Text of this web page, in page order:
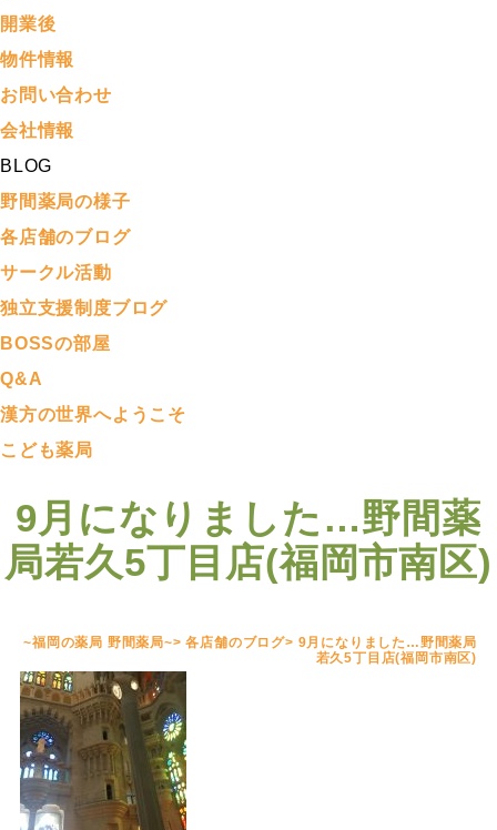
開業後
物件情報
お問い合わせ
会社情報
BLOG
野間薬局の様子
各店舗のブログ
サークル活動
独立支援制度ブログ
BOSSの部屋
Q&A
漢方の世界へようこそ
こども薬局
9月になりました…野間薬
局若久5丁目店(福岡市南区)
~福岡の薬局 野間薬局~>各店舗のブログ> 9月になりました…野間薬局
若久5丁目店(福岡市南区)